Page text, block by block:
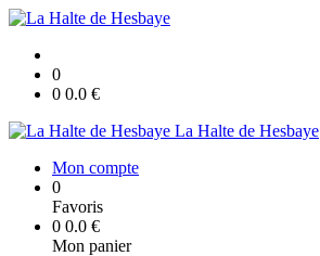
0
0 0.0 €
La Halte de Hesbaye
Mon compte
0
Favoris
0 0.0 €
Mon panier